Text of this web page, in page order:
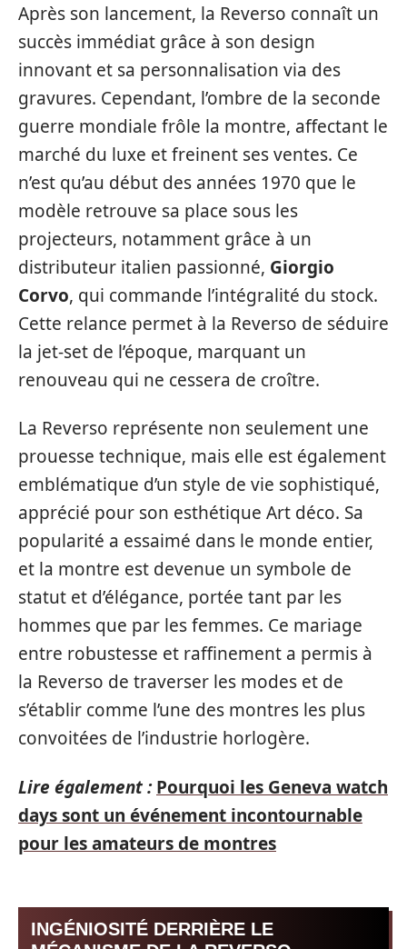
Après son lancement, la Reverso connaît un
succès immédiat grâce à son design
innovant et sa personnalisation via des
gravures. Cependant, l’ombre de la seconde
guerre mondiale frôle la montre, affectant le
marché du luxe et freinent ses ventes. Ce
n’est qu’au début des années 1970 que le
modèle retrouve sa place sous les
projecteurs, notamment grâce à un
distributeur italien passionné, Giorgio
Corvo, qui commande l’intégralité du stock.
Cette relance permet à la Reverso de séduire
la jet-set de l’époque, marquant un
renouveau qui ne cessera de croître.
La Reverso représente non seulement une
prouesse technique, mais elle est également
emblématique d’un style de vie sophistiqué,
apprécié pour son esthétique Art déco. Sa
popularité a essaimé dans le monde entier,
et la montre est devenue un symbole de
statut et d’élégance, portée tant par les
hommes que par les femmes. Ce mariage
entre robustesse et raffinement a permis à
la Reverso de traverser les modes et de
s’établir comme l’une des montres les plus
convoitées de l’industrie horlogère.
Lire également : Pourquoi les Geneva watch
days sont un événement incontournable
pour les amateurs de montres
INGÉNIOSITÉ DERRIÈRE LE